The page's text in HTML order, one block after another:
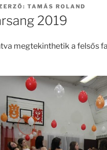
TAMÁS ROLAND
2019
megtekinthetik a felsős